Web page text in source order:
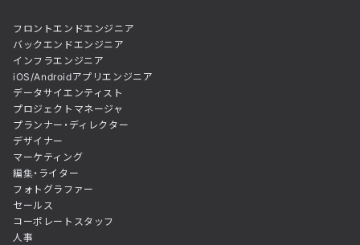
フロントエンドエンジニア
バックエンドエンジニア
インフラエンジニア
iOS/Androidアプリエンジニア
データサイエンティスト
プロジェクトマネージャ
プランナー・ディレクター
デザイナー
マーケティング
編集・ライター
フォトグラファー
セールス
コーポレートスタッフ
人事